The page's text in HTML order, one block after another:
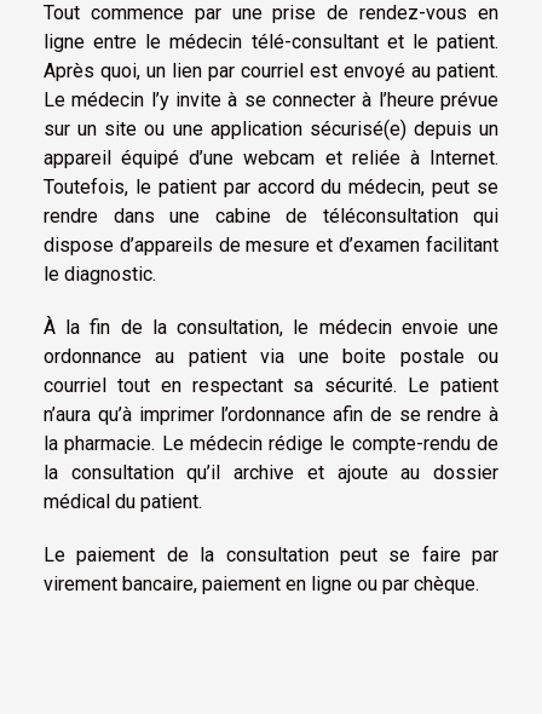
Tout commence par une prise de rendez-vous en
ligne entre le médecin télé-consultant et le patient.
Après quoi, un lien par courriel est envoyé au patient.
Le médecin l’y invite à se connecter à l’heure prévue
sur un site ou une application sécurisé(e) depuis un
appareil équipé d’une webcam et reliée à Internet.
Toutefois, le patient par accord du médecin, peut se
rendre dans une cabine de téléconsultation qui
dispose d’appareils de mesure et d’examen facilitant
le diagnostic.
À la fin de la consultation, le médecin envoie une
ordonnance au patient via une boite postale ou
courriel tout en respectant sa sécurité. Le patient
n’aura qu’à imprimer l’ordonnance afin de se rendre à
la pharmacie. Le médecin rédige le compte-rendu de
la consultation qu’il archive et ajoute au dossier
médical du patient.
Le paiement de la consultation peut se faire par
virement bancaire, paiement en ligne ou par chèque.